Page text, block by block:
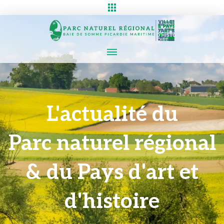
L'actualité du
Parc naturel régional
& du Pays d'art et
d'histoire